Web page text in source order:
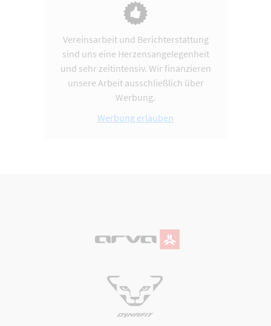
Vereinsarbeit und Berichterstattung
sind uns eine Herzensangelegenheit
und sehr zeitintensiv. Wir finanzieren
unsere Arbeit ausschließlich über
Werbung.
Werbung erlauben